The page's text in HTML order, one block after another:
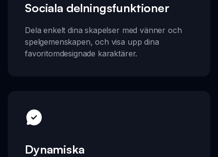
Sociala delningsfunktioner
Dela enkelt dina skapelser med vänner och
spelgemenskapen, och visa upp dina
favoritomdesignade karaktärer.
Dynamiska